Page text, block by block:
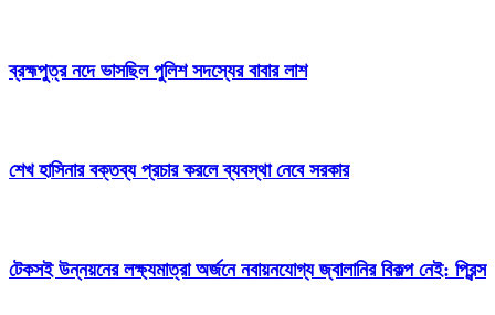
ব্রহ্মপুত্র নদে ভাসছিল পুলিশ সদস্যের বাবার লাশ
শেখ হাসিনার বক্তব্য প্রচার করলে ব্যবস্থা নেবে সরকার
টেকসই উন্নয়নের লক্ষ্যমাত্রা অর্জনে নবায়নযোগ্য জ্বালানির বিকল্প নেই: প্রিন্স